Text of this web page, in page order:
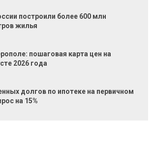
построили более 600 млн
жилья
пошаговая карта цен на
2026 года
долгов по ипотеке на первичном
на 15%